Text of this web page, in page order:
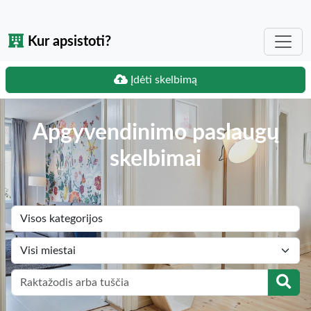
Kur apsistoti?
Įdėti skelbimą
Apgyvendinimo paslaugų
skelbimai